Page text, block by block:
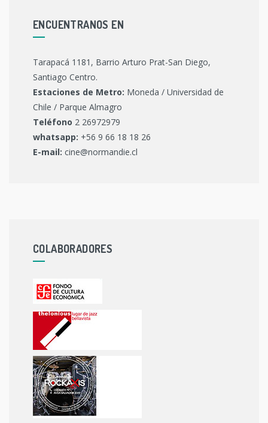
ENCUENTRANOS EN
Tarapacá 1181, Barrio Arturo Prat-San Diego,
Santiago Centro.
Estaciones de Metro: Moneda / Universidad de
Chile / Parque Almagro
Teléfono 2 26972979
whatsapp: +56 9 66 18 18 26
E-mail: cine@normandie.cl
COLABORADORES